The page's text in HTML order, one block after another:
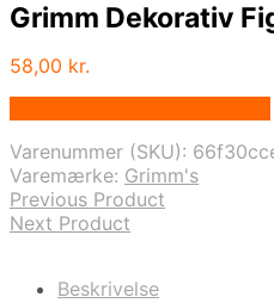
Grimm Dekorativ
58,00 kr.
Varenummer (SKU):
Varemærke: Grimm's
Previous Product
Next Product
Beskrivelse